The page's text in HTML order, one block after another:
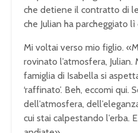
che detiene il contratto di
che Julian ha parcheggiato
Mi voltai verso mio figlio.
rovinato l’atmosfera,
famiglia di Isabella si
‘raffinato’. Beh, eccomi qui.
dell’atmosfera,
cui stai calpestando l’erba.